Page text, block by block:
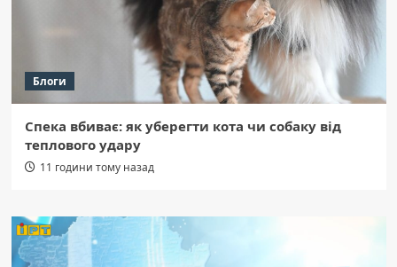
Блоги
Спека вбиває: як уберегти кота чи собаку від
теплового удару
11 години тому назад